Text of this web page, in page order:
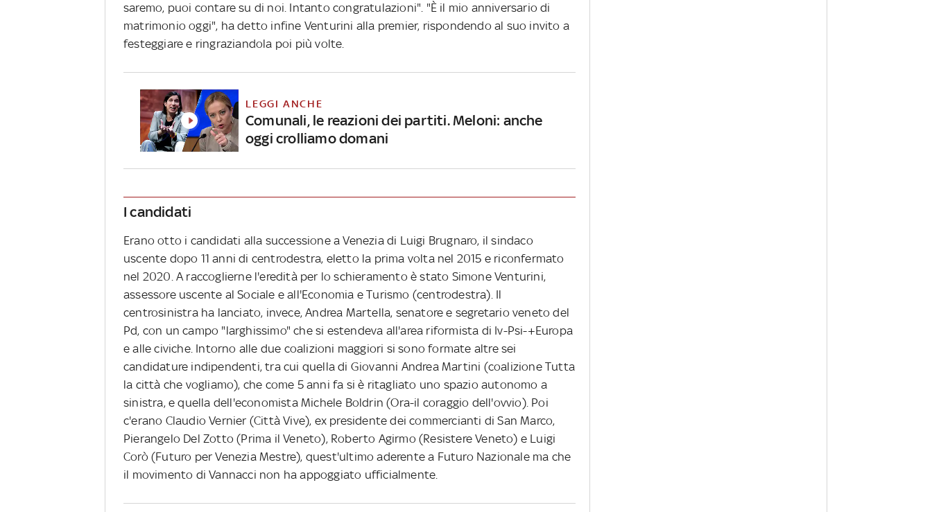
saremo, puoi contare su di noi. Intanto congratulazioni". "È il mio anniversario di
matrimonio oggi", ha detto infine Venturini alla premier, rispondendo al suo invito a
festeggiare e ringraziandola poi più volte.
LEGGI ANCHE
Comunali, le reazioni dei partiti. Meloni: anche
oggi crolliamo domani
I candidati
Erano otto i candidati alla successione a Venezia di Luigi Brugnaro, il sindaco
uscente dopo 11 anni di centrodestra, eletto la prima volta nel 2015 e riconfermato
nel 2020. A raccoglierne l'eredità per lo schieramento è stato Simone Venturini,
assessore uscente al Sociale e all'Economia e Turismo (centrodestra). Il
centrosinistra ha lanciato, invece, Andrea Martella, senatore e segretario veneto del
Pd, con un campo "larghissimo" che si estendeva all'area riformista di Iv-Psi-+Europa
e alle civiche. Intorno alle due coalizioni maggiori si sono formate altre sei
candidature indipendenti, tra cui quella di Giovanni Andrea Martini (coalizione Tutta
la città che vogliamo), che come 5 anni fa si è ritagliato uno spazio autonomo a
sinistra, e quella dell'economista Michele Boldrin (Ora-il coraggio dell'ovvio). Poi
c'erano Claudio Vernier (Città Vive), ex presidente dei commercianti di San Marco,
Pierangelo Del Zotto (Prima il Veneto), Roberto Agirmo (Resistere Veneto) e Luigi
Corò (Futuro per Venezia Mestre), quest'ultimo aderente a Futuro Nazionale ma che
il movimento di Vannacci non ha appoggiato ufficialmente.